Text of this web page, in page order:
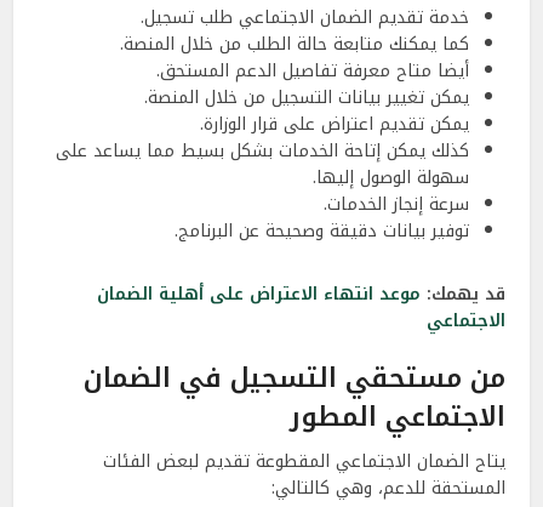
خدمة تقديم الضمان الاجتماعي طلب تسجيل.
كما يمكنك متابعة حالة الطلب من خلال المنصة.
أيضا متاح معرفة تفاصيل الدعم المستحق.
يمكن تغيير بيانات التسجيل من خلال المنصة.
يمكن تقديم اعتراض على قرار الوزارة.
كذلك يمكن إتاحة الخدمات بشكل بسيط مما يساعد على
سهولة الوصول إليها.
سرعة إنجاز الخدمات.
توفير بيانات دقيقة وصحيحة عن البرنامج.
قد يهمك: موعد انتهاء الاعتراض على أهلية الضمان
الاجتماعي
من مستحقي التسجيل في الضمان
الاجتماعي المطور
يتاح الضمان الاجتماعي المقطوعة تقديم لبعض الفئات
المستحقة للدعم، وهي كالتالي: